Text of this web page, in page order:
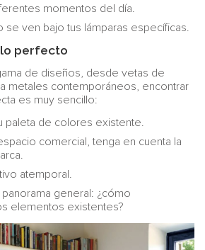
momentos del día.
se ven bajo tus lámparas específicas.
perfecto
de diseños, desde vetas de
metales contemporáneos, encontrar
es muy sencillo:
paleta de colores existente.
comercial, tenga en cuenta la
atemporal.
general: ¿cómo
elementos existentes?